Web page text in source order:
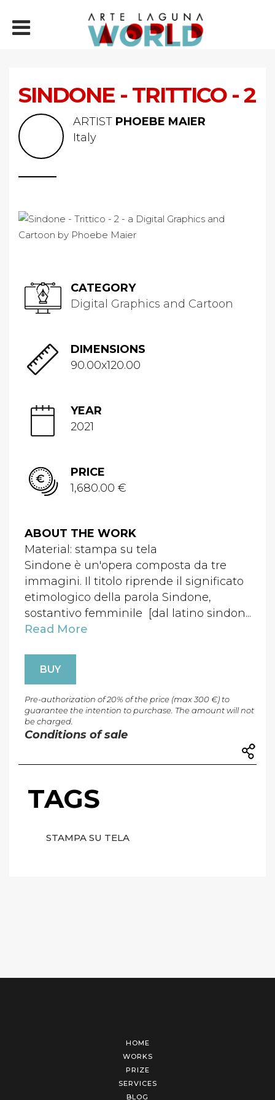
SINDONE - TRITTICO - 2
ARTIST PHOEBE MAIER
Italy
CATEGORY
Digital Graphics and Cartoon
DIMENSIONS
90.00x120.00
YEAR
2021
PRICE
1,680.00 €
ABOUT THE WORK
Material: stampa su tela
Sindone è un'opera composta da tre
immagini. Il titolo riprende il significato
etimologico della parola Sindone,
sostantivo femminile [dal latino sindon...
Read More
BUY
Pre-authorization of 20% of the price (max 300 €) to
guarantee the intention to purchase. The amount will not
be charged.
Conditions of sale
TAGS
STAMPA SU TELA
HOME
WORKS
PRIZE
SERVICES
BLOG